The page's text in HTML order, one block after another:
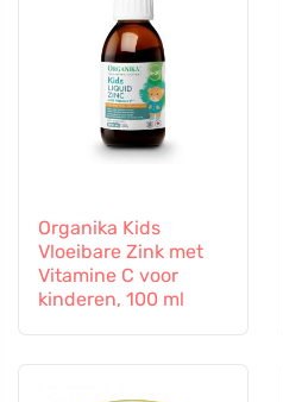
Organika Kids
Vloeibare Zink met
Vitamine C voor
kinderen, 100 ml